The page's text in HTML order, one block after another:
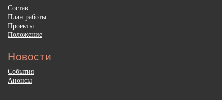
Состав
План работы
Проекты
Положение
Новости
События
Анонсы